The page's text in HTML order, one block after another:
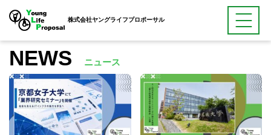
株式会社ヤングライフプロポーサル
インフラ整備からシステム開発まで
時間に“ゆとり”をつくる
NEWS ニュース